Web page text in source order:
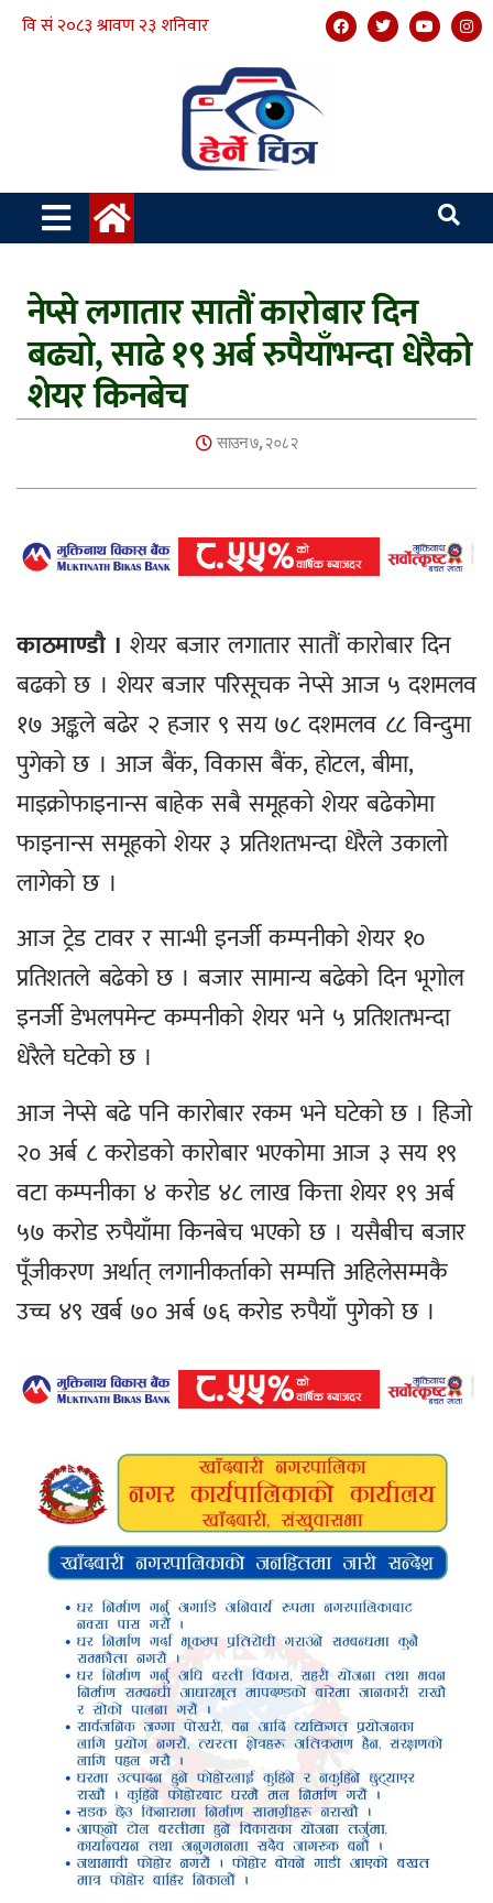
नेप्से लगातार सातौं कारोबार दिन
बढ्यो, साढे १९ अर्ब रुपैयाँभन्दा धेरैको
शेयर किनबेच
साउन ७, २०८२
काठमाण्डौ । शेयर बजार लगातार सातौं कारोबार दिन
बढको छ । शेयर बजार परिसूचक नेप्से आज ५ दशमलव
१७ अङ्कले बढेर २ हजार ९ सय ७८ दशमलव ८८ विन्दुमा
पुगेको छ । आज बैंक, विकास बैंक, होटल, बीमा,
माइक्रोफाइनान्स बाहेक सबै समूहको शेयर बढेकोमा
फाइनान्स समूहको शेयर ३ प्रतिशतभन्दा धेरैले उकालो
लागेको छ ।
आज ट्रेड टावर र सान्भी इनर्जी कम्पनीको शेयर १०
प्रतिशतले बढेको छ । बजार सामान्य बढेको दिन भूगोल
इनर्जी डेभलपमेन्ट कम्पनीको शेयर भने ५ प्रतिशतभन्दा
धेरैले घटेको छ ।
आज नेप्से बढे पनि कारोबार रकम भने घटेको छ । हिजो
२० अर्ब ८ करोडको कारोबार भएकोमा आज ३ सय १९
वटा कम्पनीका ४ करोड ४८ लाख कित्ता शेयर १९ अर्ब
५७ करोड रुपैयाँमा किनबेच भएको छ । यसैबीच बजार
पूँजीकरण अर्थात् लगानीकर्ताको सम्पत्ति अहिलेसम्मकै
उच्च ४९ खर्ब ७० अर्ब ७६ करोड रुपैयाँ पुगेको छ ।